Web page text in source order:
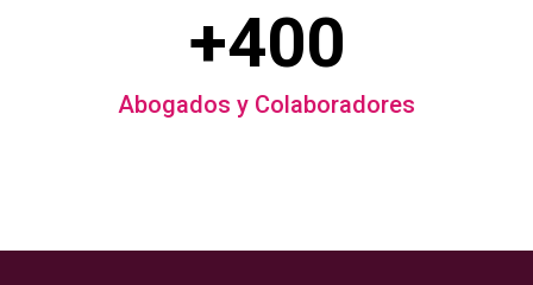
+400
Abogados y Colaboradores